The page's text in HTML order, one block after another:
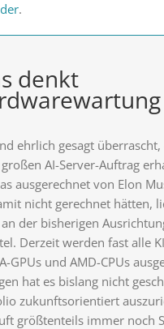
.
denkt
ehrlich gesagt überrascht,
AI-Server-Auftrag
ausgerechnet von Elon
nicht gerechnet hätten,
der bisherigen
Derzeit werden fast alle
GPUs und AMD-CPUs
hat es bislang nicht
zukunftsorientiert
größtenteils immer noch